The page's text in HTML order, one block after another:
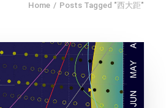
Home Posts Tagged "西大距"